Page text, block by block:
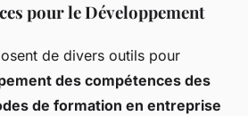
pour le Développement
de divers outils pour
des compétences des
de formation en entreprise